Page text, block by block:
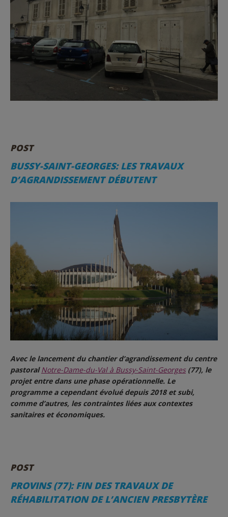
POST
BUSSY-SAINT-GEORGES: LES TRAVAUX
D’AGRANDISSEMENT DÉBUTENT
Avec le lancement du chantier d’agrandissement du centre
pastoralNotre-Dame-du-Val à Bussy-Saint-Georges(77), le
projet entre dans une phase opérationnelle. Le
programme a cependant évolué depuis 2018 et subi,
comme d’autres, les contraintes liées aux contextes
sanitaires et économiques.
POST
PROVINS (77): FIN DES TRAVAUX DE
RÉHABILITATION DE L’ANCIEN PRESBYTÈRE